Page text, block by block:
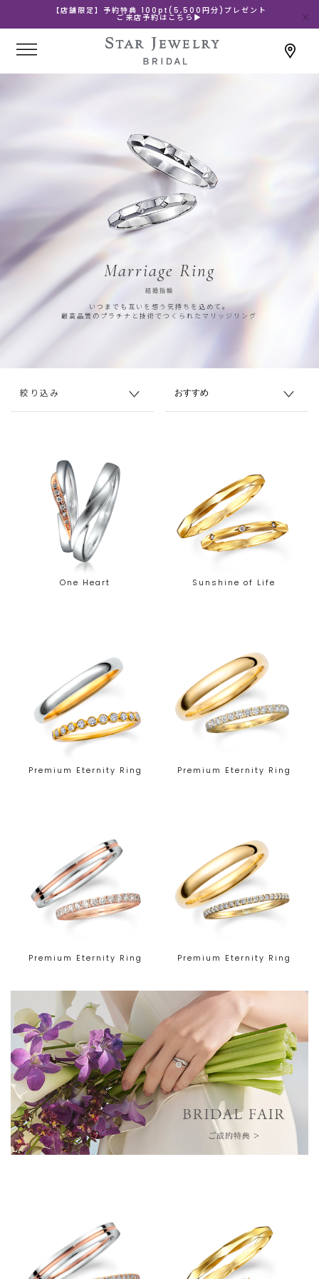
【店舗限定】予約特典 100pt(5,500円分)プレゼント
ご来店予約はこちら▶
Marriage Ring
結婚指輪
いつまでも互いを想う気持ちを込めて。
最高品質のプラチナと技術でつくられたマリッジリング
絞り込み
One Heart Sunshine of Life
Premium Eternity Ring Premium Eternity Ring
Premium Eternity Ring Premium Eternity Ring